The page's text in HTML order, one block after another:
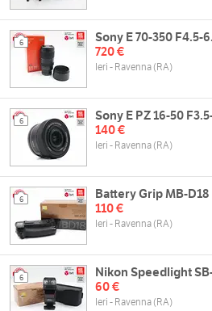
6
Sony E 70-350 F4.5-
720 €
Ieri - Ravenna (RA)
6
Sony E PZ 16-50
140 €
Ieri - Ravenna (RA)
6
Battery Grip MB-D18
110 €
Ieri - Ravenna (RA)
6
Nikon Speedlight
60 €
Ieri - Ravenna (RA)